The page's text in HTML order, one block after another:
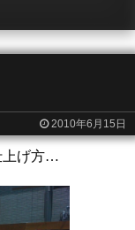
2010年6月15日
上げ方…